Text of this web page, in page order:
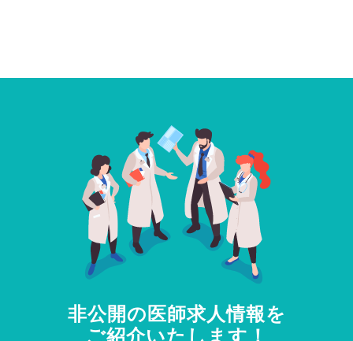
非公開の医師求人情報を
ご紹介いたします！